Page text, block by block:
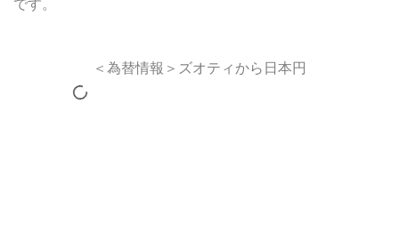
です。
＜為替情報＞ズオティから日本円